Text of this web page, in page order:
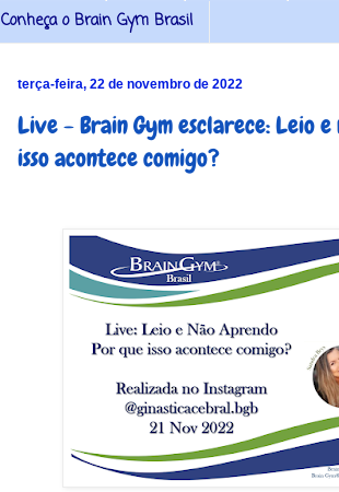
Conheça o Brain Gym Brasil
terça-feira, 22 de novembro de 2022
Live - Brain Gym esclarece: Leio
isso acontece comigo?